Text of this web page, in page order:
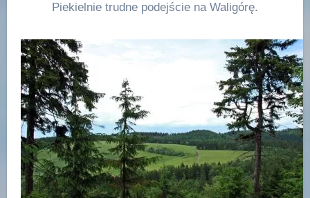
Piekielnie trudne podejście na Waligórę.